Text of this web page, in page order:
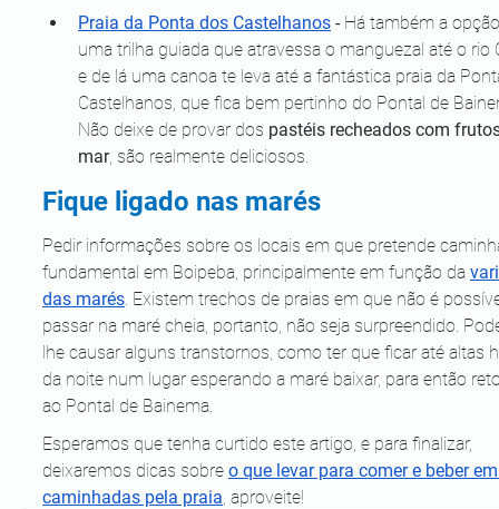
Praia da Ponta dos Castelhanos - Há também a
uma trilha guiada que atravessa o manguezal até o rio
e de lá uma canoa te leva até a fantástica praia da
Castelhanos, que fica bem pertinho do Pontal de
Não deixe de provar dos pastéis recheados com
mar, são realmente deliciosos.
Fique ligado nas marés
Pedir informações sobre os locais em que pretende
fundamental em Boipeba, principalmente em função da
das marés. Existem trechos de praias em que não é
passar na maré cheia, portanto, não seja surpreendido.
lhe causar alguns transtornos, como ter que ficar até altas
da noite num lugar esperando a maré baixar, para então
ao Pontal de Bainema.
Esperamos que tenha curtido este artigo, e para finalizar,
deixaremos dicas sobre o que levar para comer e beber
caminhadas pela praia, aproveite!